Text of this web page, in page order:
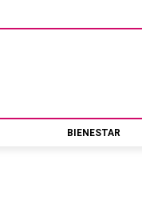
BIENESTAR